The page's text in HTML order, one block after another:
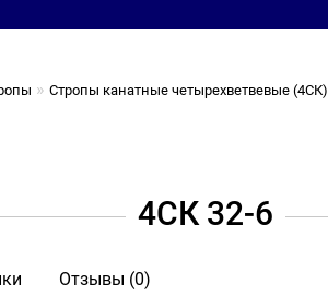
Стропы канатные четырехветвевые (4СК)
4СК 32-6
Отзывы (0)